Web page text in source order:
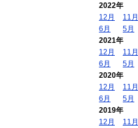
2022年
12月
11月
6月
5月
2021年
12月
11月
6月
5月
2020年
12月
11月
6月
5月
2019年
12月
11月